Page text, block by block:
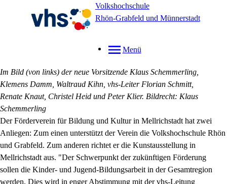
Volkshochschule
Rhön-Grabfeld und Münnerstadt
Menü
Im Bild (von links) der neue Vorsitzende Klaus Schemmerling,
Klemens Damm, Waltraud Kihn, vhs-Leiter Florian Schmitt,
Renate Knaut, Christel Heid und Peter Klier. Bildrecht: Klaus
Schemmerling
Der Förderverein für Bildung und Kultur in Mellrichstadt hat zwei
Anliegen: Zum einen unterstützt der Verein die Volkshochschule Rhön
und Grabfeld. Zum anderen richtet er die Kunstausstellung in
Mellrichstadt aus. "Der Schwerpunkt der zukünftigen Förderung
sollen die Kinder- und Jugend-Bildungsarbeit in der Gesamtregion
werden. Dies wird in enger Abstimmung mit der vhs-Leitung